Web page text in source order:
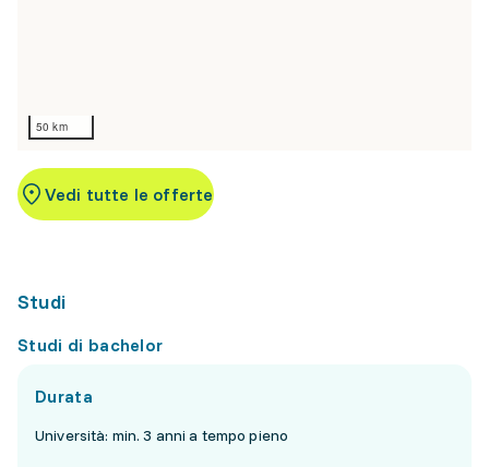
50 km
Vedi tutte le offerte
Studi
Studi di bachelor
Durata
Università: min. 3 anni a tempo pieno